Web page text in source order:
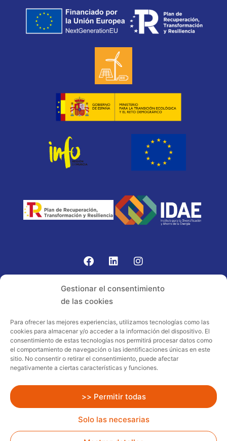
Gestionar el consentimiento
de las cookies
Para ofrecer las mejores experiencias, utilizamos tecnologías como las
cookies para almacenar y/o acceder a la información del dispositivo. El
consentimiento de estas tecnologías nos permitirá procesar datos como
el comportamiento de navegación o las identificaciones únicas en este
sitio. No consentir o retirar el consentimiento, puede afectar
negativamente a ciertas características y funciones.
>> Permitir todas
Solo las necesarias
Proyecto acogido al programa de
incentivos ligados al autoconsumo y
almacenamiento, con fuentes de energía
renovables, así como a la implantación
sector residencial en el marco del Plan
de Recuperación, Transformación y
Resiliencia, financiado por la Unión
Europea – NextGenerationEU